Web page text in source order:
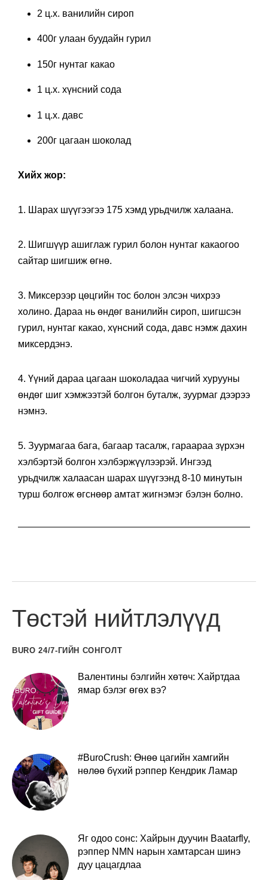
2 ц.х. ванилийн сироп
400г улаан буудайн гурил
150г нунтаг какао
1 ц.х. хүнсний сода
1 ц.х. давс
200г цагаан шоколад
Хийх жор:
1. Шарах шүүгээгээ 175 хэмд урьдчилж халаана.
2. Шигшүүр ашиглаж гурил болон нунтаг какаогоо
сайтар шигшиж өгнө.
3. Миксерээр цөцгийн тос болон элсэн чихрээ
холино. Дараа нь өндөг ванилийн сироп, шигшсэн
гурил, нунтаг какао, хүнсний сода, давс нэмж дахин
миксердэнэ.
4. Үүний дараа цагаан шоколадаа чигчий хурууны
өндөг шиг хэмжээтэй болгон буталж, зуурмаг дээрээ
нэмнэ.
5. Зуурмагаа бага, багаар тасалж, гараараа зүрхэн
хэлбэртэй болгон хэлбэржүүлээрэй. Ингээд
урьдчилж халаасан шарах шүүгээнд 8-10 минутын
турш болгож өгснөөр амтат жигнэмэг бэлэн болно.
Төстэй нийтлэлүүд
BURO 24/7-ГИЙН СОНГОЛТ
Валентины бэлгийн хөтөч: Хайртдаа
ямар бэлэг өгөх вэ?
#BuroCrush: Өнөө цагийн хамгийн
нөлөө бүхий рэппер Кендрик Ламар
Яг одоо сонс: Хайрын дуучин Baatarfly,
рэппер NMN нарын хамтарсан шинэ
дуу цацагдлаа